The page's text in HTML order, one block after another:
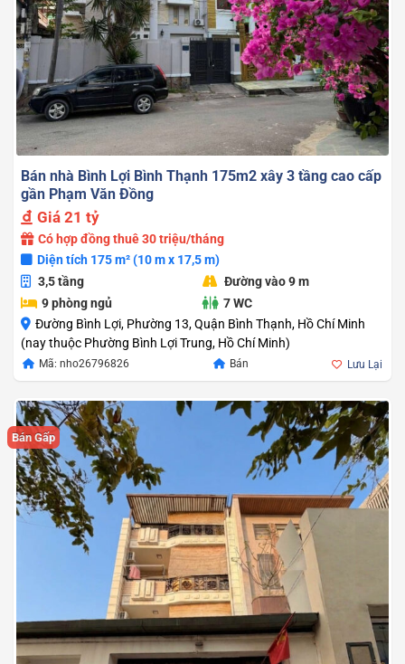
Bán nhà Bình Lợi Bình Thạnh 175m2 xây 3 tầng cao cấp
gần Phạm Văn Đồng
Giá 21 tỷ
Có hợp đồng thuê 30 triệu/tháng
Diện tích 175 m² (10 m x 17,5 m)
3,5 tầng
Đường vào 9 m
9 phòng ngủ
7 WC
Đường Bình Lợi, Phường 13, Quận Bình Thạnh, Hồ Chí Minh
(nay thuộc Phường Bình Lợi Trung, Hồ Chí Minh)
Mã: nho26796826 Bán Lưu Lại
Bán Gấp